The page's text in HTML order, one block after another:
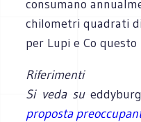
consumano
chilometri quadrati
per Lupi e Co
Riferimenti
Si veda su eddyburg
proposta